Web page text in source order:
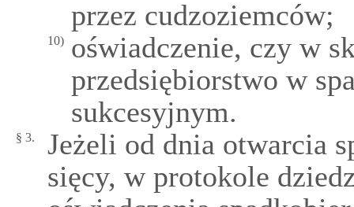
przez cudzoziemców;
10) oświadczenie, czy w
przedsiębiorstwo w
sukcesyjnym.
§ 3.
Jeżeli od dnia otwarcia
sięcy, w protokole